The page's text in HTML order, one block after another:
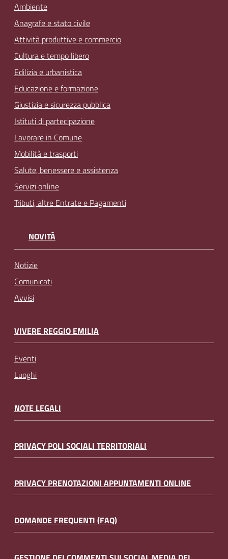
Ambiente
Anagrafe e stato civile
Attività produttive e commercio
Cultura e tempo libero
Edilizia e urbanistica
Educazione e formazione
Giustizia e sicurezza pubblica
Istituti di partecipazione
Lavorare in Comune
Mobilità e trasporti
Salute, benessere e assistenza
Servizi online
Tributi, altre Entrate e Pagamenti
NOVITÀ
Notizie
Comunicati
Avvisi
VIVERE REGGIO EMILIA
Eventi
Luoghi
NOTE LEGALI
PRIVACY POLI SOCIALI TERRITORIALI
PRIVACY PRENOTAZIONI APPUNTAMENTI ONLINE
DOMANDE FREQUENTI (FAQ)